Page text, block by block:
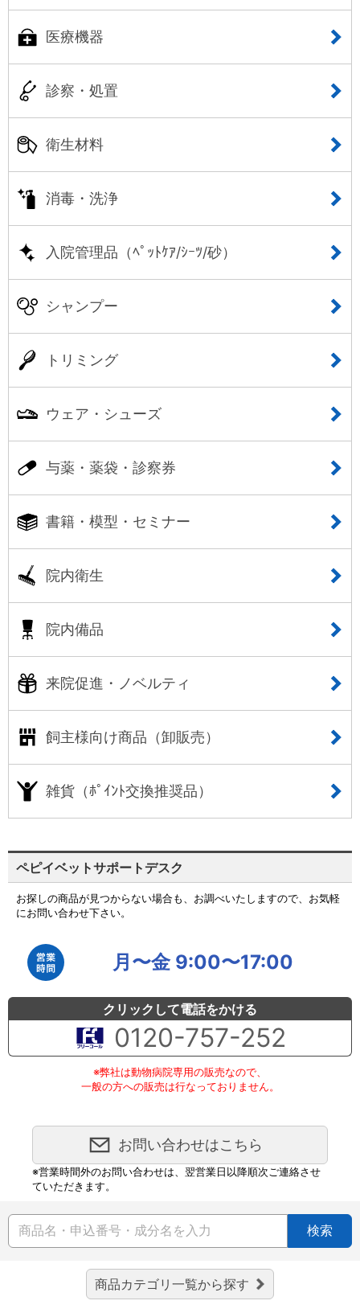
医療機器
診察・処置
衛生材料
消毒・洗浄
入院管理品（ﾍﾟｯﾄｹｱ/ｼｰﾂ/砂）
シャンプー
トリミング
ウェア・シューズ
与薬・薬袋・診察券
書籍・模型・セミナー
院内衛生
院内備品
来院促進・ノベルティ
飼主様向け商品（卸販売）
雑貨（ﾎﾟｲﾝﾄ交換推奨品）
ペピイベットサポートデスク
お探しの商品が見つからない場合も、お調べいたしますので、お気軽
にお問い合わせ下さい。
月〜金 9:00〜17:00
クリックして電話をかける
0120-757-252
※弊社は動物病院専用の販売なので、
一般の方への販売は行なっておりません。
お問い合わせはこちら
※営業時間外のお問い合わせは、翌営業日以降順次ご連絡させ
ていただきます。
検索
商品カテゴリ一覧から探す